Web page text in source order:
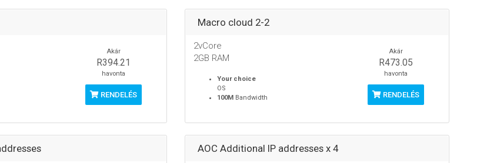
Akár
R394.21
havonta
RENDELÉS
Macro cloud 2-2
2vCore
2GB RAM
Your choice
OS
100M Bandwidth
Akár
R473.05
havonta
RENDELÉS
AOC Additional IP addresses x 4